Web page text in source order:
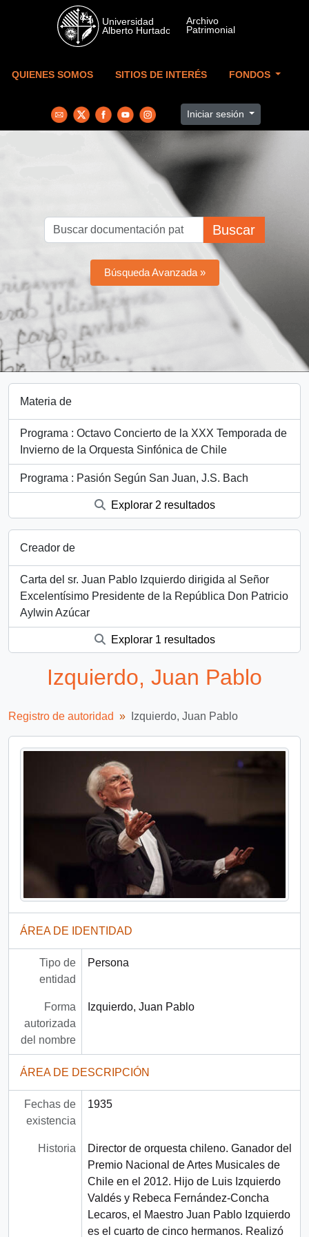
Skip to main content
QUIENES SOMOS SITIOS DE INTERÉS FONDOS
Iniciar sesión
Buscar
Búsqueda Avanzada »
Materia de
Programa : Octavo Concierto de la XXX Temporada de
Invierno de la Orquesta Sinfónica de Chile
Programa : Pasión Según San Juan, J.S. Bach
Explorar 2 resultados
Creador de
Carta del sr. Juan Pablo Izquierdo dirigida al Señor
Excelentísimo Presidente de la República Don Patricio
Aylwin Azúcar
Explorar 1 resultados
Izquierdo, Juan Pablo
Registro de autoridad Izquierdo, Juan Pablo
ÁREA DE IDENTIDAD
Tipo de
entidad
Persona
Forma
autorizada
del nombre
Izquierdo, Juan Pablo
ÁREA DE DESCRIPCIÓN
Fechas de
existencia
1935
Historia
Director de orquesta chileno. Ganador del
Premio Nacional de Artes Musicales de
Chile en el 2012. Hijo de Luis Izquierdo
Valdés y Rebeca Fernández-Concha
Lecaros, el Maestro Juan Pablo Izquierdo
es el cuarto de cinco hermanos. Realizó